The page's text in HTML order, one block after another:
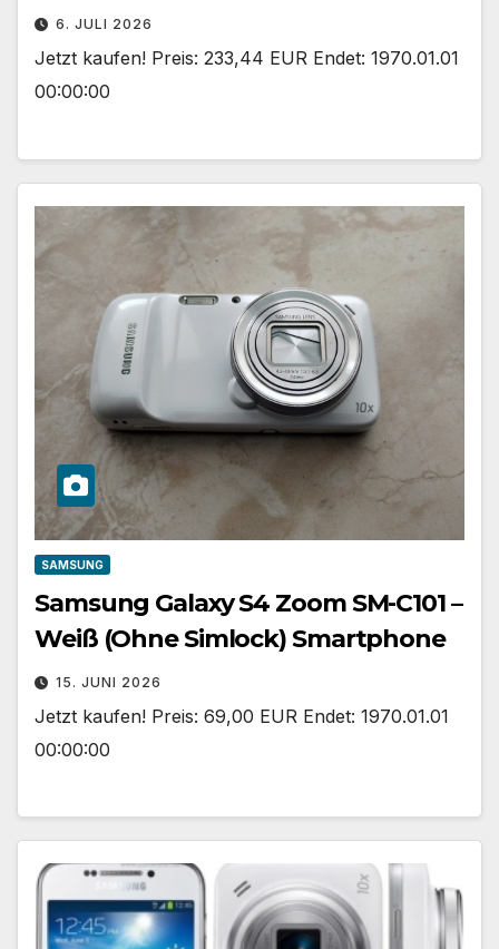
6. JULI 2026
Jetzt kaufen! Preis: 233,44 EUR Endet: 1970.01.01
00:00:00
SAMSUNG
Samsung Galaxy S4 Zoom SM-C101 –
Weiß (Ohne Simlock) Smartphone
15. JUNI 2026
Jetzt kaufen! Preis: 69,00 EUR Endet: 1970.01.01
00:00:00